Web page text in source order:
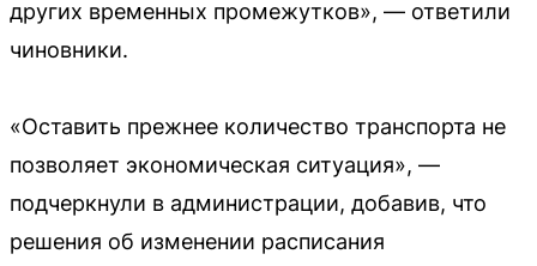
других временных промежутков», — ответили
чиновники.
«Оставить прежнее количество транспорта не
позволяет экономическая ситуация», —
подчеркнули в администрации, добавив, что
решения об изменении расписания